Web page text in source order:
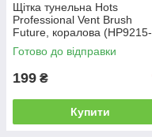
Щітка тунельна Hots
Professional Vent Brush
Future, коралова (HP9215-
CO)
Готово до відправки
199 ₴
Купити